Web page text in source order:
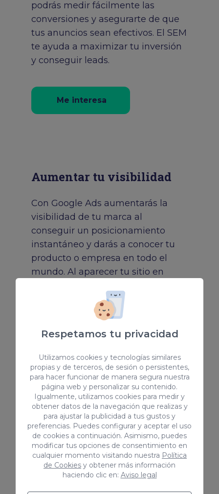
Respetamos tu privacidad
Utilizamos cookies y tecnologías similares
propias y de terceros, de sesión o persistentes,
para hacer funcionar de manera segura nuestra
página web y personalizar su contenido.
Igualmente, utilizamos cookies para medir y
obtener datos de la navegación que realizas y
para ajustar la publicidad a tus gustos y
preferencias. Puedes configurar y aceptar el uso
de cookies a continuación. Asimismo, puedes
modificar tus opciones de consentimiento en
cualquier momento visitando nuestra Política
de Cookies y obtener más información
haciendo clic en: Aviso legal
podrás medir fácilmente las
conversiones y asegurarte de que
tus anuncios sean efectivos. El SEM
te ayuda a maximizar tu inversión
y conseguir leads.
Me interesa
Aumentar tu visibilidad
Con Google Ads aumentarás la
visibilidad de tu marca al
conseguir un posicionamiento
instantáneo y darás a conocer tu
producto o empresa en todo el
mundo. Al aparecer tu sitio en
autoridad al ver que satisface sus
Me interesa
Conocer tu buyer persona
Las campañas te ayudan a
recopilar información sobre los